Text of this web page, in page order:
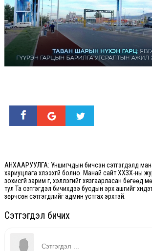
АНХААРУУЛГА: Уншигчдын бичсэн сэтгэгдэлд
хариуцлага хүлээхгүй болно. Манай сайт ХХЗХ-ны
зохисгүй зарим үг, хэллэгийг хязгаарласан бөгөөд
тул Та сэтгэгдэл бичихдээ бусдын эрх ашгийг
зөрчсөн сэтгэгдлийг админ устгах эрхтэй.
Сэтгэгдэл бичих